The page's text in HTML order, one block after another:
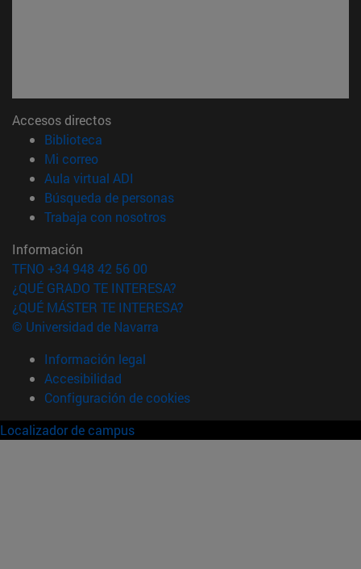
Accesos directos
Biblioteca
Mi correo(abre en nueva ventana)
Aula virtual ADI
Búsqueda de personas(abre en nueva ventana)
Trabaja con nosotros(abre en nueva ventana)
Información
TFNO +34 948 42 56 00
¿QUÉ GRADO TE INTERESA?
¿QUÉ MÁSTER TE INTERESA?
© Universidad de Navarra
Información legal
Accesibilidad
Configuración de cookies
Localizador de campus